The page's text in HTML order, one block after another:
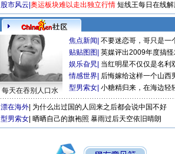
股市风云 奥运板块难以走出独立行情 短线王每日在线
每天在吞别人口水
焦点新闻 不要迷恋哥，哥只是一
贴贴图图 英媒评出2009年度搞怪
娱乐旮旯 当红明星不仅仅是名利
情感世界 后悔嫁给这样一个山西
型男索女 小糖精归来，在海边轻
漂在海外 为什么出过国的人回来之后都会说中国不好
型男索女 晒晒自己的旗袍照 暴雨过后天空依旧晴朗